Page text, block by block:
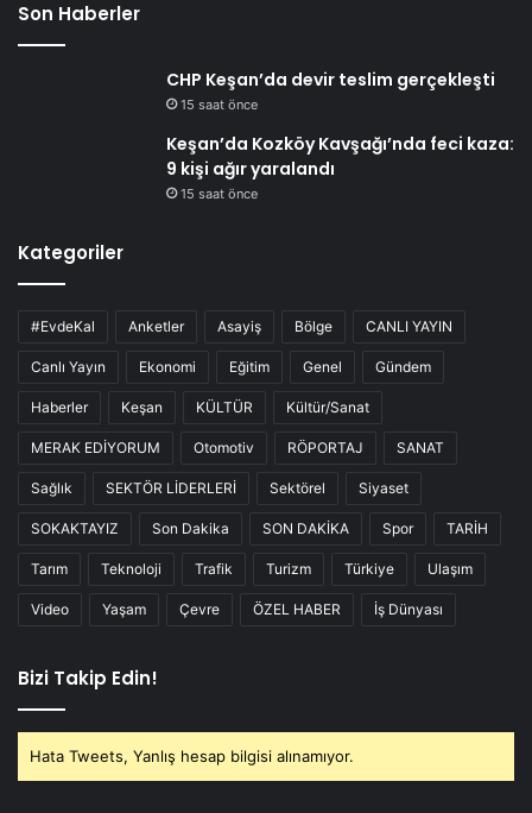
Son Haberler
CHP Keşan’da devir teslim gerçekleşti
15 saat önce
Keşan’da Kozköy Kavşağı’nda feci kaza:
9 kişi ağır yaralandı
15 saat önce
Kategoriler
#EvdeKal Anketler Asayiş Bölge CANLI YAYIN
Canlı Yayın Ekonomi Eğitim Genel Gündem
Haberler Keşan KÜLTÜR Kültür/Sanat
MERAK EDİYORUM Otomotiv RÖPORTAJ SANAT
Sağlık SEKTÖR LİDERLERİ Sektörel Siyaset
SOKAKTAYIZ Son Dakika SON DAKİKA Spor TARİH
Tarım Teknoloji Trafik Turizm Türkiye Ulaşım
Video Yaşam Çevre ÖZEL HABER İş Dünyası
Bizi Takip Edin!
Hata Tweets, Yanlış hesap bilgisi alınamıyor.